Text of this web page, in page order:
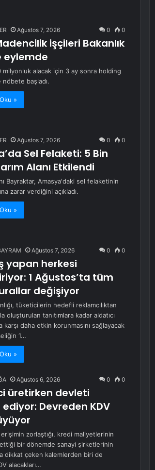
Ağustos 7, 2026 0 0
işçileri Bakanlık
eylemde
milyonluk alacak için 3 ay sonra holding
başladı.
»
Ağustos 7, 2026 0 0
Sel Felaketi: 5 Bin
Alanı Etkilendi
Bayraktar, Amasya'daki sel felaketinin
zarar verdiğini açıkladı.
»
Ağustos 7, 2026 0 0
yapan herkesi
1 Ağustos’ta tüm
değişiyor
tüketicilerin hedefli reklamcılıktan
oluşturulan tanıtımlara kadar aldatıcı
karşı daha etkin korunmasını sağlayacak
1…
»
Ağustos 6, 2026 0 0
üretirken devleti
Devreden KDV
zorlaştığı, kredi maliyetlerinin
bir dönemde sanayi şirketlerinin
dikkat çeken kalemlerden biri de
alacakları…